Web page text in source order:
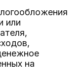
или
на